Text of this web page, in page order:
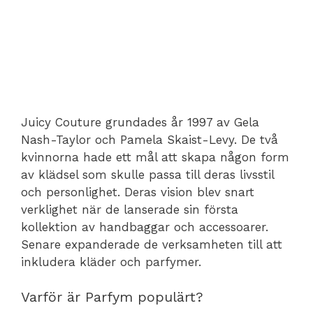
Juicy Couture grundades år 1997 av Gela
Nash-Taylor och Pamela Skaist-Levy. De två
kvinnorna hade ett mål att skapa någon form
av klädsel som skulle passa till deras livsstil
och personlighet. Deras vision blev snart
verklighet när de lanserade sin första
kollektion av handbaggar och accessoarer.
Senare expanderade de verksamheten till att
inkludera kläder och parfymer.
Varför är Parfym populärt?